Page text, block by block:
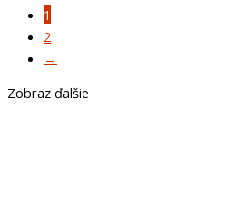
1
2
→
Zobraz ďalšie